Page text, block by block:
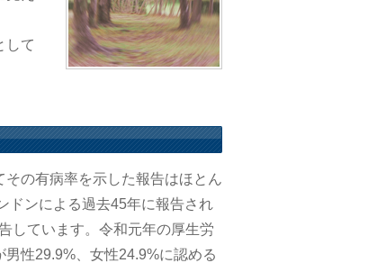
して
の有病率を示した報告はほとん
ドンによる過去45年に報告され
しています。令和元年の厚生労
性29.9%、女性24.9%に認める